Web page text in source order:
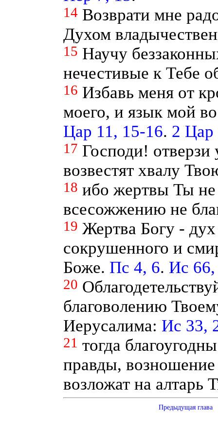
14 Возврати мне
Духом
15 Научу
нечестивые к Тебе
16 Избавь меня от
моего, и язык мой
Цар 11, 15-16. 2 Цар
17 Господи!
возвестят хвалу
18 ибо жертвы Ты
всесожжению не
19 Жертва Богу -
сокрушенного и
Боже. Пс 4, 6. Ис
20
благоволению
Иерусалима: Ис 33,
21 тогда
правды,
возложат на алтарь
Предыдущая глава